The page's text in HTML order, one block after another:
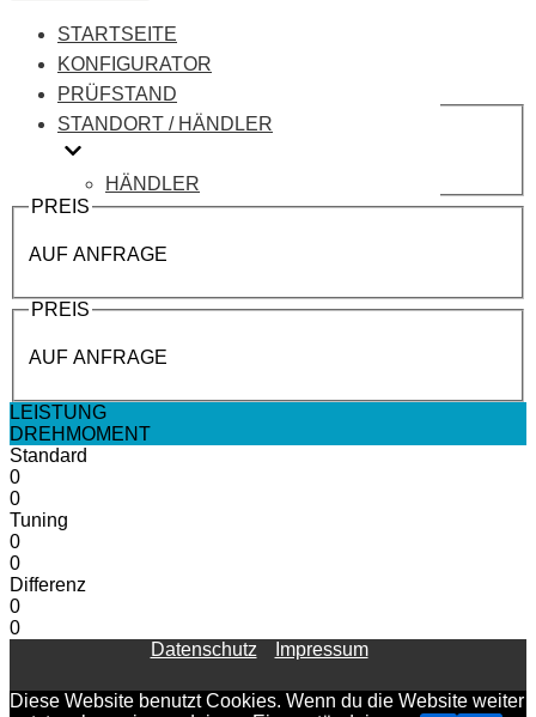
STARTSEITE
KONFIGURATOR
PRÜFSTAND
STANDORT / HÄNDLER
HÄNDLER
Leistung:177 PS
Drehmoment: 400 NM
Motortyp:Diesel
PREIS
AUF ANFRAGE
PREIS
AUF ANFRAGE
PREIS
AUF ANFRAGE
LEISTUNG
DREHMOMENT
Standard
0
0
Tuning
0
0
Differenz
0
0
Datenschutz
Impressum
Diese Website benutzt Cookies. Wenn du die Website weiter